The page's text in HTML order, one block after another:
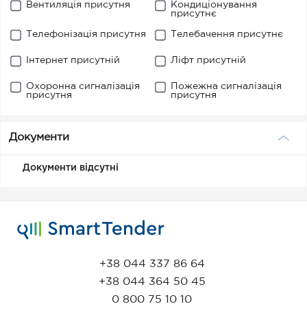
Вентиляція присутня
Кондиціонування
присутнє
Телефонізація присутня Телебачення присутнє
Інтернет присутній Ліфт присутній
Охоронна сигналізація
присутня
Пожежна сигналізація
присутня
Документи
Документи відсутні
+38 044 337 86 64
+38 044 364 50 45
0 800 75 10 10